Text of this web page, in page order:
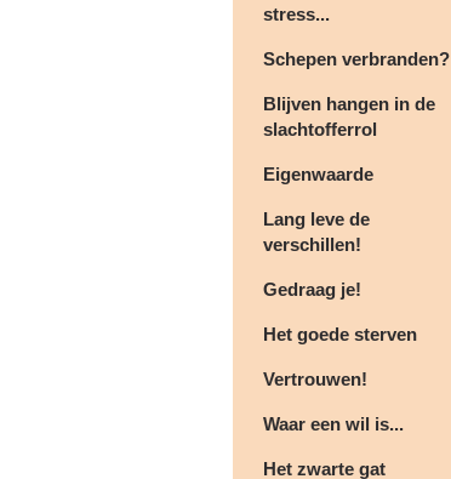
stress...
Schepen verbranden?
Blijven hangen in de
slachtofferrol
Eigenwaarde
Lang leve de
verschillen!
Gedraag je!
Het goede sterven
Vertrouwen!
Waar een wil is...
Het zwarte gat